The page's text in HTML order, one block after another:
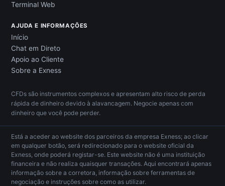
Terminal Web
AJUDA E INFORMAÇÕES
Início
Chat em Direto
Apoio ao Cliente
Sobre a Exness
CFDs são instrumentos complexos e apresentam alto risco de perda
rápida de dinheiro devido à alavancagem. Negocie apenas com
dinheiro que você pode perder.
Está a aceder ao website dos parceiros da empresa Exness; ao clicar
em qualquer botão, será redirecionado para o website oficial da
Exness, onde poderá registar-se. Este website não é uma instituição
financeira e não realiza quaisquer transações. Aqui encontrará apenas
informação sobre a corretora, informação sobre ferramentas de
negociação e instruções sobre como as utilizar.